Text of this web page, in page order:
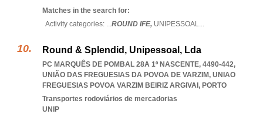
Matches in the search for:
Activity categories: ...ROUND IFE, UNIPESSOAL...
Round & Splendid, Unipessoal, Lda
PC MARQUÊS DE POMBAL 28A 1º NASCENTE, 4490-442,
UNIÃO DAS FREGUESIAS DA POVOA DE VARZIM, UNIAO
FREGUESIAS POVOA VARZIM BEIRIZ ARGIVAI , PORTO
Transportes rodoviários de mercadorias
UNIP